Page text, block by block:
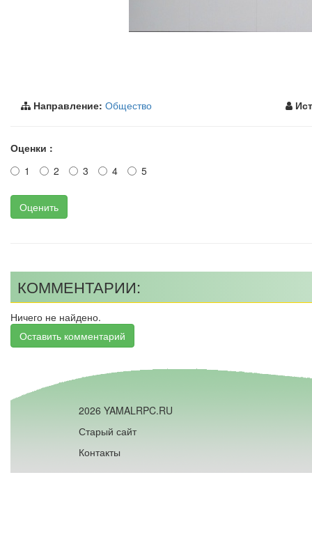
Направление: Общество
Оценки :
1
2 3 4 5
Оценить
КОММЕНТАРИИ:
Ничего не найдено.
Оставить комментарий
2026 YAMALRPC.RU
Старый сайт
Контакты